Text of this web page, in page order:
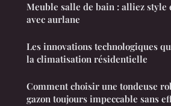
Meuble salle de bain : alliez style
avec aurlane
Les innovations technologiques
la climatisation résidentielle
Comment choisir une tondeuse
gazon toujours impeccable sans